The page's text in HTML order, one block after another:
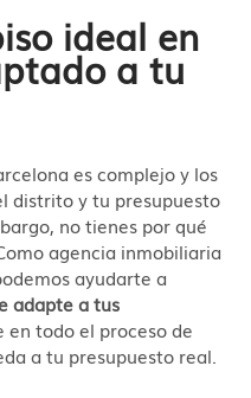
ideal en
a tu
es complejo y los
distrito y tu presupuesto
no tienes por qué
agencia inmobiliaria
ayudarte a
adapte a tus
en todo el proceso de
a tu presupuesto real.